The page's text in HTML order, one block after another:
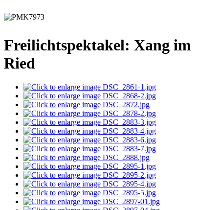
Freilichtspektakel: Xang im
Ried